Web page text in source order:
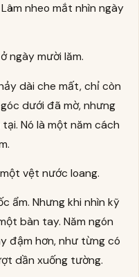
nheo mắt nhìn ngày
ngày mười lăm.
dài che mất, chỉ còn
dưới đã mờ, nhưng
Nó là một năm cách
vệt nước loang.
ẩm. Nhưng khi nhìn kỹ
bàn tay. Năm ngón
đậm hơn, như từng có
dần xuống tường.